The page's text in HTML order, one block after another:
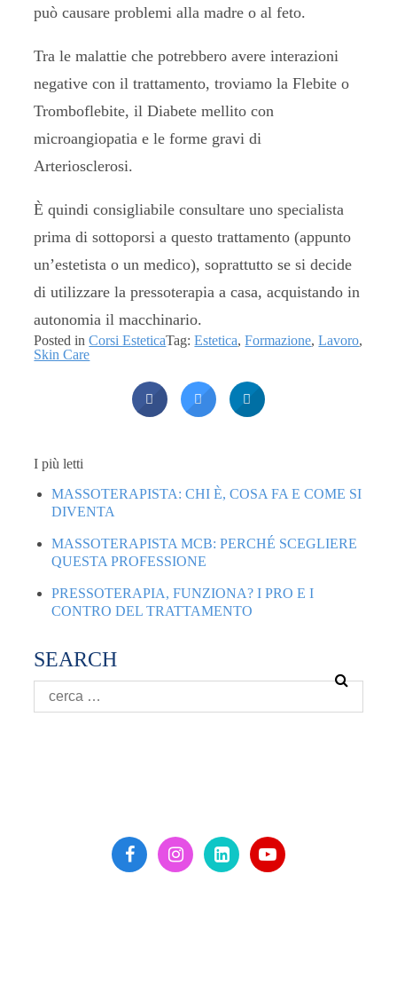
può causare problemi alla madre o al feto.
Tra le malattie che potrebbero avere interazioni
negative con il trattamento, troviamo la Flebite o
Tromboflebite, il Diabete mellito con
microangiopatia e le forme gravi di
Arteriosclerosi.
È quindi consigliabile consultare uno specialista
prima di sottoporsi a questo trattamento (appunto
un’estetista o un medico), soprattutto se si decide
di utilizzare la pressoterapia a casa, acquistando in
autonomia il macchinario.
Posted inCorsi EsteticaTag:Estetica,Formazione,Lavoro,
Skin Care
I più letti
MASSOTERAPISTA: CHI È, COSA FA E COME SI
DIVENTA
MASSOTERAPISTA MCB: PERCHÉ SCEGLIERE
QUESTA PROFESSIONE
PRESSOTERAPIA, FUNZIONA? I PRO E I
CONTRO DEL TRATTAMENTO
SEARCH